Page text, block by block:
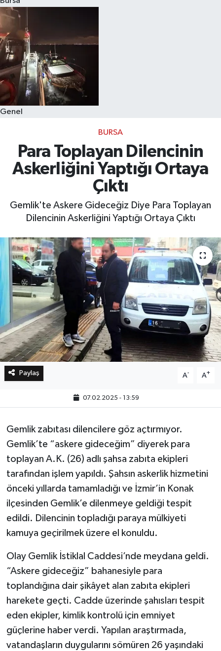
Genel
BURSA
Para Toplayan Dilencinin
Askerliğini Yaptığı Ortaya
Çıktı
Gemlik'te Askere Gideceğiz Diye Para Toplayan
Dilencinin Askerliğini Yaptığı Ortaya Çıktı
Paylaş A- A+
07.02.2025 - 13:59
Gemlik zabıtası dilencilere göz açtırmıyor.
Gemlik’te “askere gideceğim” diyerek para
toplayan A.K. (26) adlı şahsa zabıta ekipleri
tarafından işlem yapıldı. Şahsın askerlik hizmetini
önceki yıllarda tamamladığı ve İzmir’in Konak
ilçesinden Gemlik’e dilenmeye geldiği tespit
edildi. Dilencinin topladığı paraya mülkiyeti
kamuya geçirilmek üzere el konuldu.
Olay Gemlik İstiklal Caddesi’nde meydana geldi.
“Askere gideceğiz” bahanesiyle para
toplandığına dair şikâyet alan zabıta ekipleri
harekete geçti. Cadde üzerinde şahısları tespit
eden ekipler, kimlik kontrolü için emniyet
güçlerine haber verdi. Yapılan araştırmada,
vatandaşların duygularını sömüren 26 yaşındaki
Sağlık
Dünya
Magazin
Kültür & Sanat
Teknoloji
Genel
Bilim, Teknoloji